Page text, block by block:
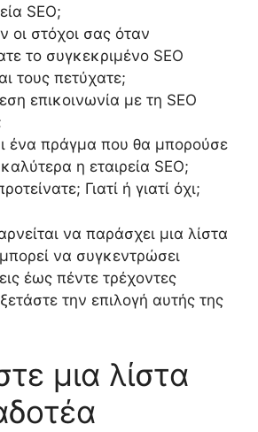
SEO;
οι στόχοι σας όταν
το συγκεκριμένο SEO
τους πετύχατε;
επικοινωνία με τη SEO
ένα πράγμα που θα μπορούσε
η εταιρεία SEO;
Γιατί ή γιατί όχι;
να παράσχει μια λίστα
να συγκεντρώσει
έως πέντε τρέχοντες
την επιλογή αυτής της
μια λίστα